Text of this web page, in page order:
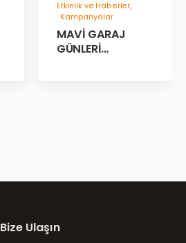
Etkinlik ve Haberler,
Kampanyalar
MAVİ GARAJ
GÜNLERİ
Bize Ulaşın